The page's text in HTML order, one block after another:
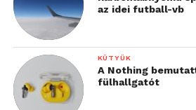
az idei futball-vb
KÜTYÜK
A Nothing
fülhallgatót